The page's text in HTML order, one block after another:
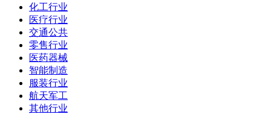
化工行业
医疗行业
交通公共
零售行业
医药器械
智能制造
服装行业
航天军工
其他行业